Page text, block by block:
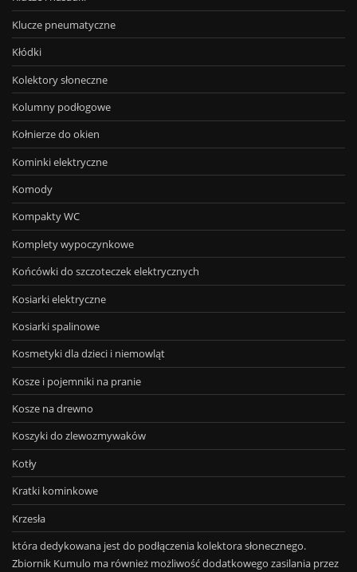
Klucze pneumatyczne
Kłódki
Kolektory słoneczne
Kolumny podłogowe
Kołnierze do okien
Kominki elektryczne
Komody
Kompakty WC
Komplety wypoczynkowe
Końcówki do szczoteczek elektrycznych
Kosiarki elektryczne
Kosiarki spalinowe
Kosmetyki dla dzieci i niemowląt
Kosze i pojemniki na pranie
Kosze na drewno
Koszyki do zlewozmywaków
Kotły
Kratki kominkowe
Krzesła
która dedykowana jest do podłączenia kolektora słonecznego.
Zbiornik Kumulo ma również możliwość dodatkowego zasilania przez